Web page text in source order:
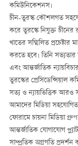
কমিউনিকেশনস।
চীন-তুরস্ক কৌশলগত
করে তুরস্কে নিযুক্ত চীনের
খাতের সম্মিলিত
করতে হবে। তিনি
এবং আন্তর্জাতিক
তুরস্কের প্রেসিডেন্সিয়াল
সত্য ও ন্যায়ভিত্তিক আরও
আমাদের মিডিয়া
ফোরামে চায়না মিডিয়া
আন্তর্জাতিক যোগাযোগ
সাম্প্রতিক অগ্রগতি প্রদর্শন